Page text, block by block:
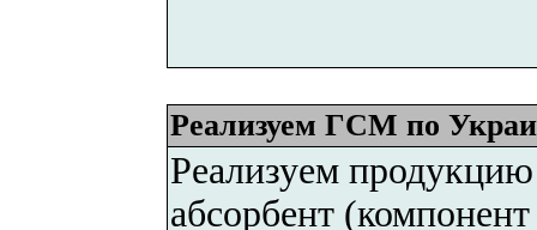
Реализуем ГСМ по
Реализуем
абсорбент